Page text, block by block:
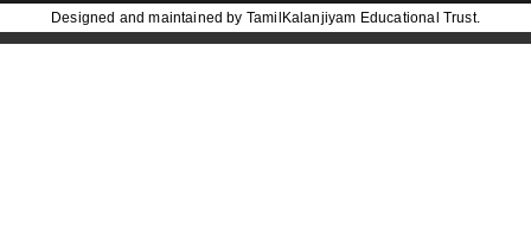
Designed and maintained by TamilKalanjiyam Educational Trust.